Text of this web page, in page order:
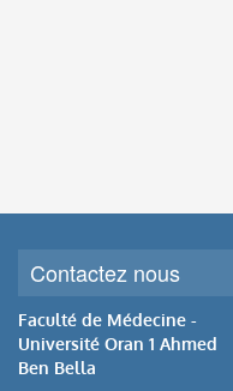
Contactez nous
Faculté de Médecine -
Université Oran 1 Ahmed
Ben Bella